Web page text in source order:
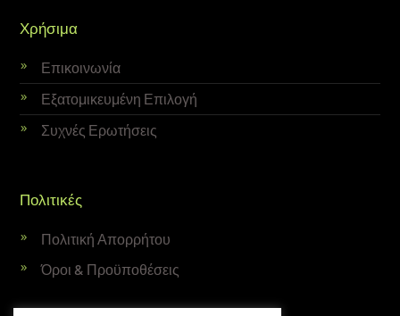
Χρήσιμα
Επικοινωνία
Εξατομικευμένη Επιλογή
Συχνές Ερωτήσεις
Πολιτικές
Πολιτική Απορρήτου
Όροι & Προϋποθέσεις